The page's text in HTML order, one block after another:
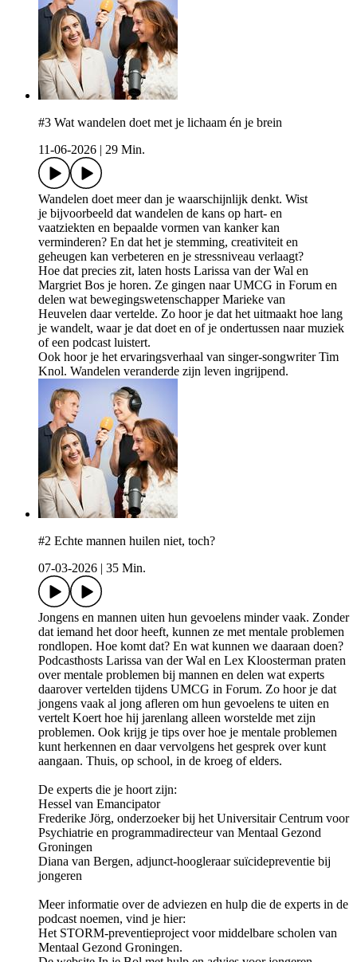
#3 Wat wandelen doet met je lichaam én je brein
11-06-2026 | 29 Min.
Wandelen doet meer dan je waarschijnlijk denkt. Wist
je bijvoorbeeld dat wandelen de kans op hart- en
vaatziekten en bepaalde vormen van kanker kan
verminderen? En dat het je stemming, creativiteit en
geheugen kan verbeteren en je stressniveau verlaagt?
Hoe dat precies zit, laten hosts Larissa van der Wal en
Margriet Bos je horen. Ze gingen naar UMCG in Forum en
delen wat bewegingswetenschapper Marieke van
Heuvelen daar vertelde. Zo hoor je dat het uitmaakt hoe lang
je wandelt, waar je dat doet en of je ondertussen naar muziek
of een podcast luistert.
Ook hoor je het ervaringsverhaal van singer-songwriter Tim
Knol. Wandelen veranderde zijn leven ingrijpend.
#2 Echte mannen huilen niet, toch?
07-03-2026 | 35 Min.
Jongens en mannen uiten hun gevoelens minder vaak. Zonder
dat iemand het door heeft, kunnen ze met mentale problemen
rondlopen. Hoe komt dat? En wat kunnen we daaraan doen?
Podcasthosts Larissa van der Wal en Lex Kloosterman praten
over mentale problemen bij mannen en delen wat experts
daarover vertelden tijdens UMCG in Forum. Zo hoor je dat
jongens vaak al jong afleren om hun gevoelens te uiten en
vertelt Koert hoe hij jarenlang alleen worstelde met zijn
problemen. Ook krijg je tips over hoe je mentale problemen
kunt herkennen en daar vervolgens het gesprek over kunt
aangaan. Thuis, op school, in de kroeg of elders.
De experts die je hoort zijn:
Hessel van Emancipator
Frederike Jörg, onderzoeker bij het Universitair Centrum voor
Psychiatrie en programmadirecteur van Mentaal Gezond
Groningen
Diana van Bergen, adjunct-hoogleraar suïcidepreventie bij
jongeren
Meer informatie over de adviezen en hulp die de experts in de
podcast noemen, vind je hier:
Het STORM-preventieproject voor middelbare scholen van
Mentaal Gezond Groningen.